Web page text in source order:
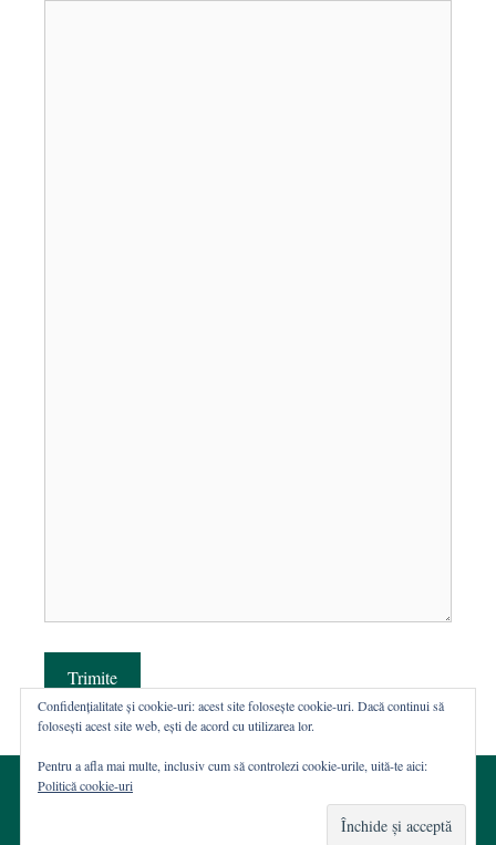
Trimite
Confidențialitate și cookie-uri: acest site folosește cookie-uri. Dacă continui să
folosești acest site web, ești de acord cu utilizarea lor.
Pentru a afla mai multe, inclusiv cum să controlezi cookie-urile, uită-te aici:
Politică cookie-uri